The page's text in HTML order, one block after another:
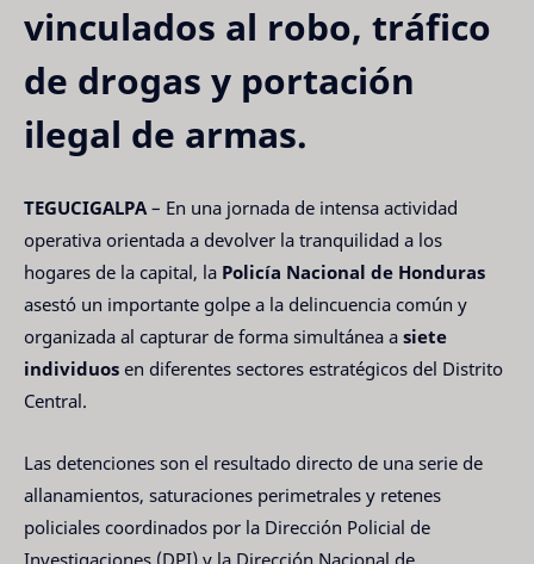
vinculados al robo, tráfico
de drogas y portación
ilegal de armas.
TEGUCIGALPA – En una jornada de intensa actividad
operativa orientada a devolver la tranquilidad a los
hogares de la capital, la Policía Nacional de Honduras
asestó un importante golpe a la delincuencia común y
organizada al capturar de forma simultánea a siete
individuos en diferentes sectores estratégicos del Distrito
Central.
Las detenciones son el resultado directo de una serie de
allanamientos, saturaciones perimetrales y retenes
policiales coordinados por la Dirección Policial de